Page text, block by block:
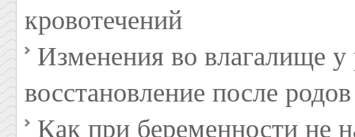
кровотечений
Изменения во влагалище
восстановление после родов
Как при беременности не